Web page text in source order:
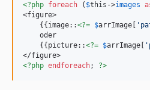
<?php foreach ( $this ->images
<figure>
    {{image::
<?= $arrImage '
    oder
    {{picture::
<?= $arrImage '
<?php endforeach; ?>